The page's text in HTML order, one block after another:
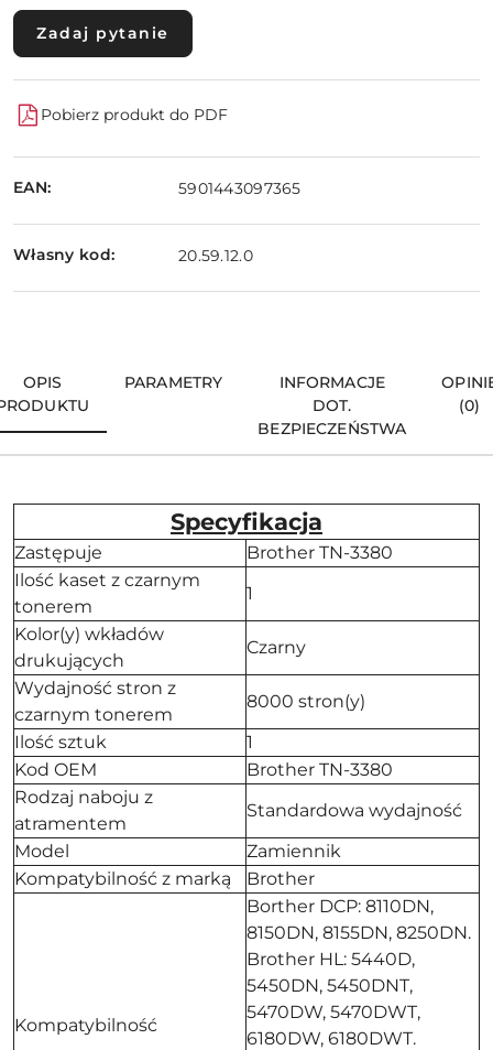
Zadaj pytanie
Pobierz produkt do PDF
EAN: 5901443097365
Własny kod: 20.59.12.0
OPIS
PARAMETRY
INFORMACJE
DOT.
BEZPIECZEŃSTWA
(0)
Specyfikacja
Zastępuje
Brother TN-3380
Ilość kaset z czarnym
tonerem
1
Kolor(y) wkładów
drukujących
Czarny
Wydajność stron z
czarnym tonerem
8000 stron(y)
Ilość sztuk
1
Kod OEM
Brother TN-3380
Rodzaj naboju z
atramentem
Standardowa wydajność
Model
Zamiennik
Kompatybilność z marką
Brother
Kompatybilność
Borther DCP: 8110DN,
8150DN, 8155DN, 8250DN.
Brother HL: 5440D,
5450DN, 5450DNT,
5470DW, 5470DWT,
6180DW, 6180DWT.